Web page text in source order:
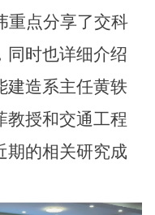
重点分享了交科
同时也详细介绍
建造系主任黄轶
教授和交通工程
期的相关研究成